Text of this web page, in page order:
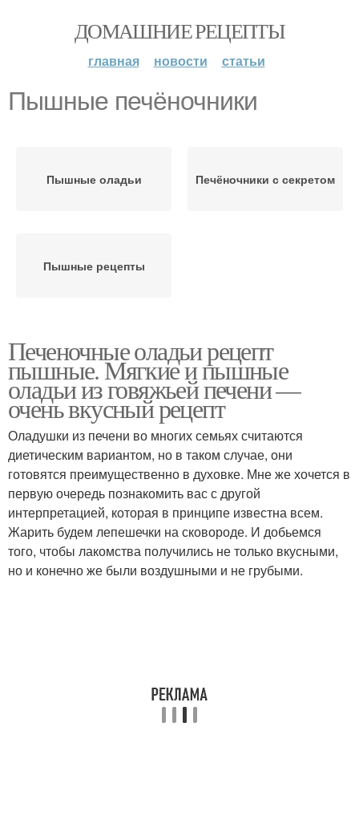
ДОМАШНИЕ РЕЦЕПТЫ
главная новости статьи
Пышные печёночники
Пышные оладьи Печёночники с секретом
Пышные рецепты
Печеночные оладьи рецепт
пышные. Мягкие и пышные
оладьи из говяжьей печени —
очень вкусный рецепт
Оладушки из печени во многих семьях считаются
диетическим вариантом, но в таком случае, они
готовятся преимущественно в духовке. Мне же хочется в
первую очередь познакомить вас с другой
интерпретацией, которая в принципе известна всем.
Жарить будем лепешечки на сковороде. И добьемся
того, чтобы лакомства получились не только вкусными,
но и конечно же были воздушными и не грубыми.